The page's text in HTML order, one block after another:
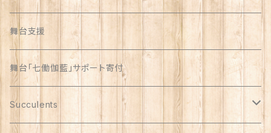
舞台支援
舞台「七働伽藍」サポート寄付
Succulents